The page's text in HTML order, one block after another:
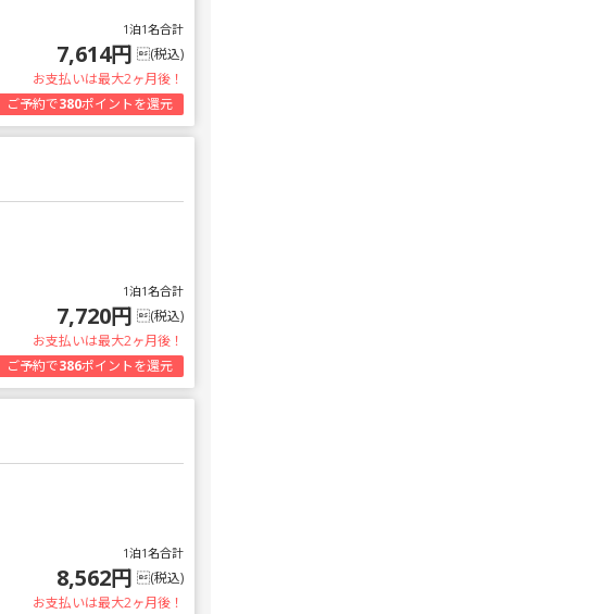
1泊1名合計
7,614円 (税込)
お支払いは最大2ヶ月後！
ご予約で380ポイントを還元
1泊1名合計
7,720円 (税込)
お支払いは最大2ヶ月後！
ご予約で386ポイントを還元
1泊1名合計
8,562円 (税込)
お支払いは最大2ヶ月後！